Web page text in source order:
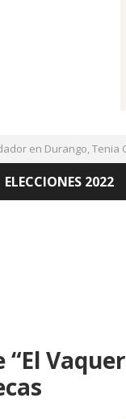
en Durango, Tenia
ELECCIONES 2022
“El